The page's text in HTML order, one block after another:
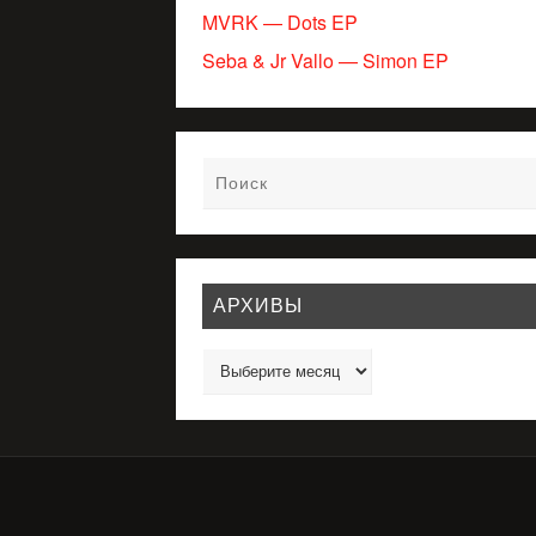
MVRK — Dots EP
Seba & Jr Vallo — Simon EP
АРХИВЫ